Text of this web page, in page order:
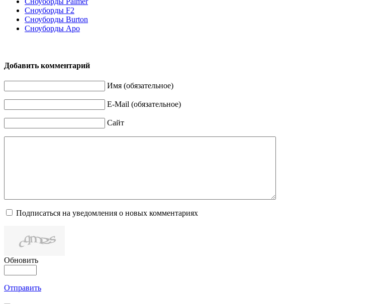
Сноуборды F2
Сноуборды Burton
Сноуборды Apo
Добавить комментарий
Имя (обязательное)
E-Mail (обязательное)
Сайт
Подписаться на уведомления о новых комментариях
Обновить
Отправить